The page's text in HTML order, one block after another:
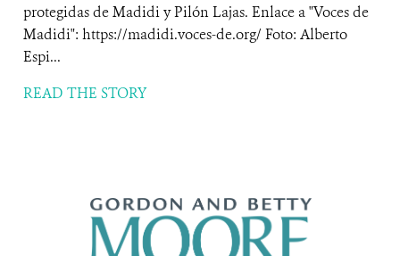
protegidas de Madidi y Pilón Lajas. Enlace a "Voces de
Madidi": https://madidi.voces-de.org/ Foto: Alberto
Espi...
READ THE STORY